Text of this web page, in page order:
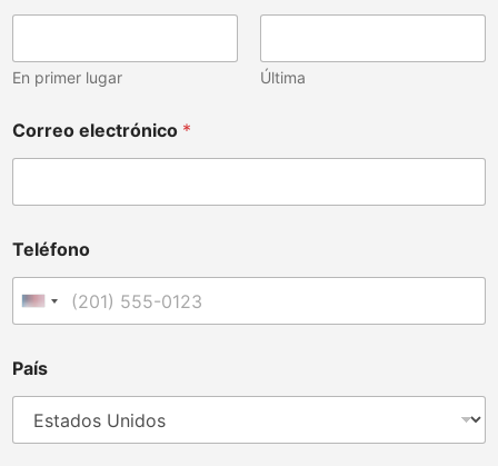
En primer lugar Última
Correo electrónico *
Teléfono
Estados Unidos +1
o
m
r
País